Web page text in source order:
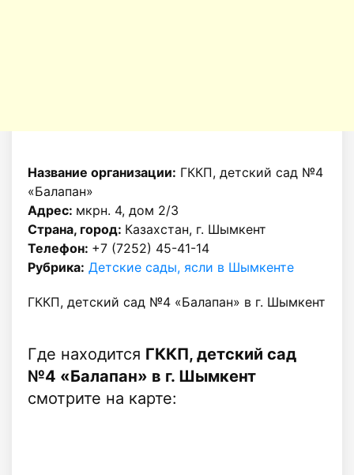
Название организации: ГККП, детский сад №4
«Балапан»
Адрес: мкрн. 4, дом 2/3
Страна, город: Казахстан, г. Шымкент
Телефон: +7 (7252) 45-41-14
Рубрика: Детские сады, ясли в Шымкенте
ГККП, детский сад №4 «Балапан» в г. Шымкент
Где находится ГККП, детский сад
№4 «Балапан» в г. Шымкент
смотрите на карте: